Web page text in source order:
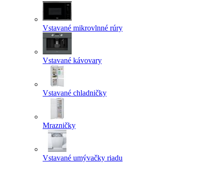
Vstavané mikrovlnné rúry
Vstavané kávovary
Vstavané chladničky
Mrazničky
Vstavané umývačky riadu